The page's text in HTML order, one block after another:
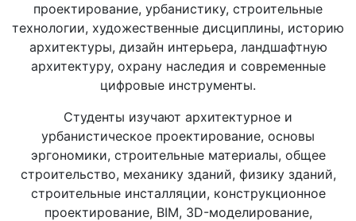
проектирование, урбанистику, строительные
технологии, художественные дисциплины, историю
архитектуры, дизайн интерьера, ландшафтную
архитектуру, охрану наследия и современные
цифровые инструменты.
Студенты изучают архитектурное и
урбанистическое проектирование, основы
эргономики, строительные материалы, общее
строительство, механику зданий, физику зданий,
строительные инсталляции, конструкционное
проектирование, BIM, 3D-моделирование,